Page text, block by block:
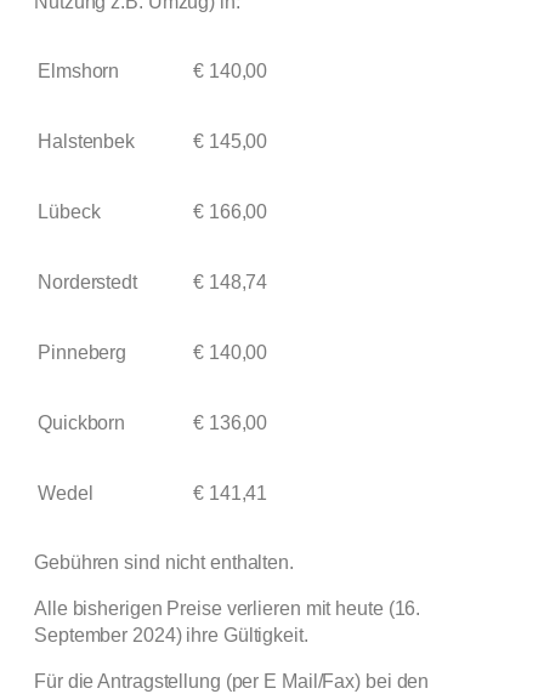
Elmshorn € 140,00
Halstenbek € 145,00
Lübeck € 166,00
Norderstedt € 148,74
Pinneberg € 140,00
Quickborn € 136,00
Wedel € 141,41
Gebühren sind nicht enthalten.
Alle bisherigen Preise verlieren mit heute (16.
September 2024) ihre Gültigkeit.
Für die Antragstellung (per E Mail/Fax) bei den